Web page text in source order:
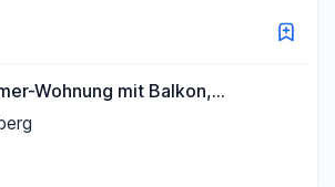
Wohnung mit Balkon,
in Weinsberg